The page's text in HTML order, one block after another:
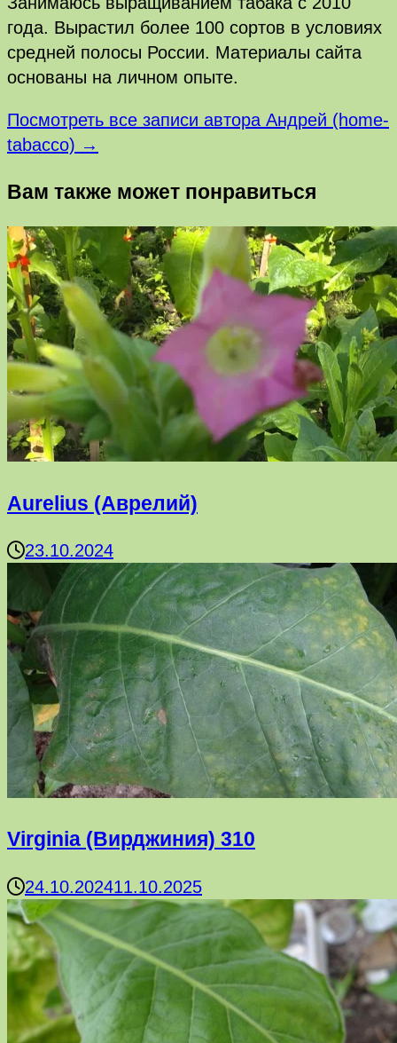
года. Вырастил более 100 сортов в условиях
средней полосы России. Материалы сайта
основаны на личном опыте.
Посмотреть все записи автора Андрей (home-
tabacco) →
Вам также может понравиться
Aurelius (Аврелий)
23.10.2024
Virginia (Вирджиния) 310
24.10.202411.10.2025